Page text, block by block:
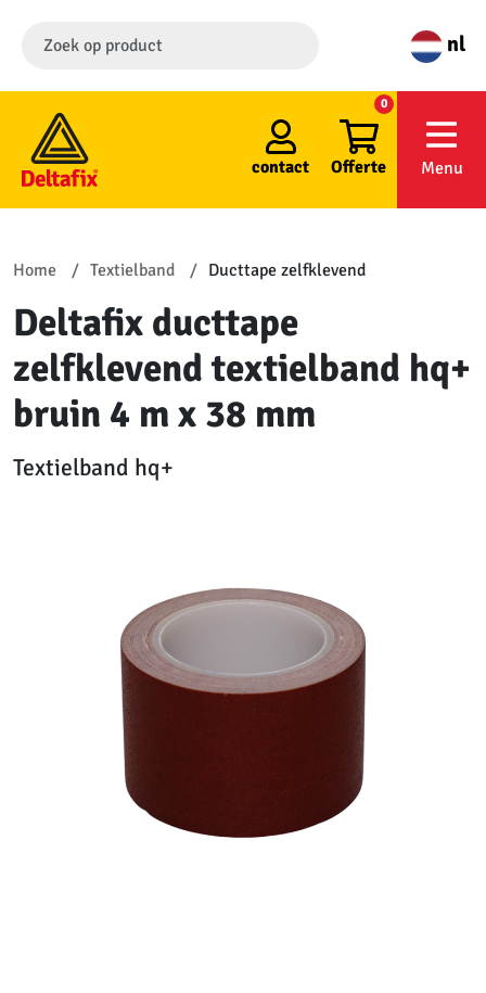
nl
contact Offerte
0
Menu
Home Textielband Ducttape zelfklevend
Deltafix ducttape
zelfklevend textielband hq+
bruin 4 m x 38 mm
Textielband hq+